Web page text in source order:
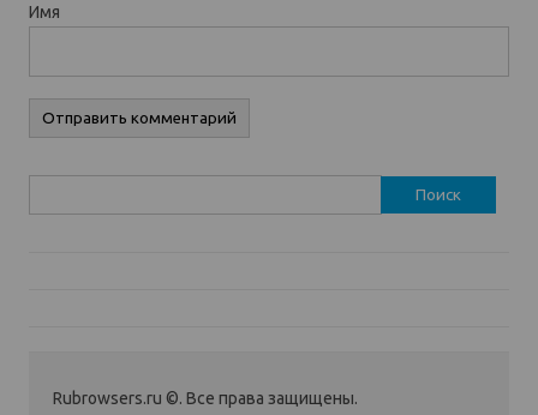
Имя
Rubrowsers.ru ©. Все права защищены.